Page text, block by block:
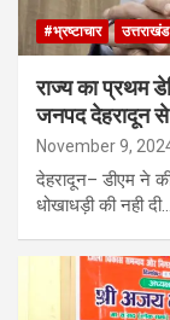
#भ्रष्टाचार उत्तराखंड
राज्य का प्रथम
जनपद देहरादून
November 9,
देहरादून– डीएम ने
धोखाधड़ी की नही दी…